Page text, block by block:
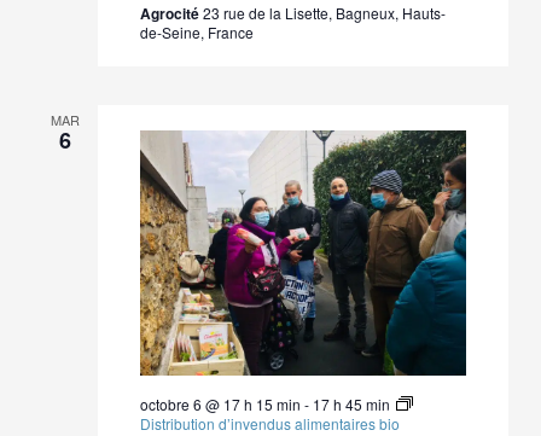
Agrocité23 rue de la Lisette, Bagneux, Hauts-
de-Seine, France
MAR
6
octobre 6 @ 17 h 15 min - 17 h 45 min
Distribution d’invendus alimentaires bio